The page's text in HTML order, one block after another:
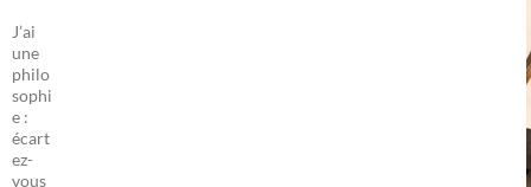
J’ai
une
philo
sophi
e :
écart
ez-
vous